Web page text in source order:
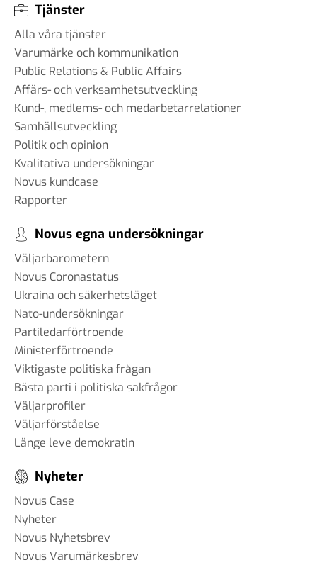
Tjänster
Alla våra tjänster
Varumärke och kommunikation
Public Relations & Public Affairs
Affärs- och verksamhetsutveckling
Kund-, medlems- och medarbetarrelationer
Samhällsutveckling
Politik och opinion
Kvalitativa undersökningar
Novus kundcase
Rapporter
Novus egna undersökningar
Väljarbarometern
Novus Coronastatus
Ukraina och säkerhetsläget
Nato-undersökningar
Partiledarförtroende
Ministerförtroende
Viktigaste politiska frågan
Bästa parti i politiska sakfrågor
Väljarprofiler
Väljarförståelse
Länge leve demokratin
Nyheter
Novus Case
Nyheter
Novus Nyhetsbrev
Novus Varumärkesbrev